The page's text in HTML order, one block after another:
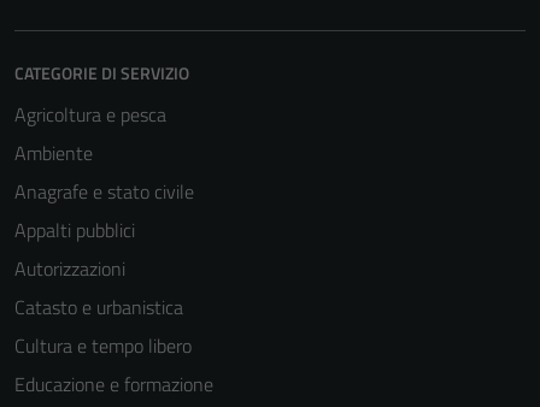
CATEGORIE DI SERVIZIO
Agricoltura e pesca
Ambiente
Anagrafe e stato civile
Appalti pubblici
Autorizzazioni
Catasto e urbanistica
Cultura e tempo libero
Educazione e formazione